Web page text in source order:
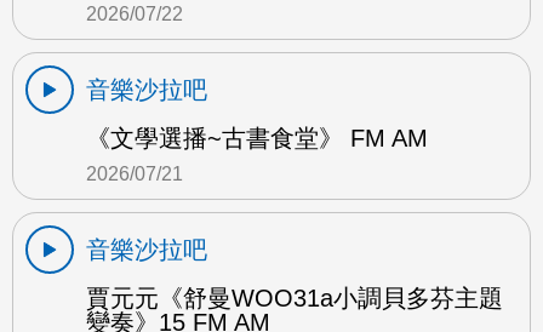
2026/07/22
音樂沙拉吧
《文學選播~古書食堂》 FM AM
2026/07/21
音樂沙拉吧
賈元元《舒曼WOO31a小調貝多芬主題
變奏》15 FM AM